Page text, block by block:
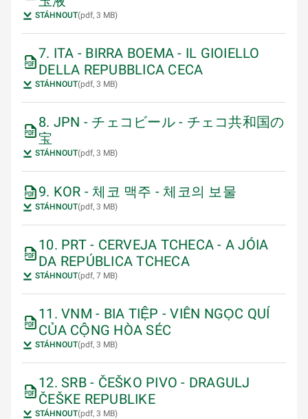
STÁHNOUT(pdf, 3 MB)
7. ITA - BIRRA BOEMA - IL GIOIELLO
DELLA REPUBBLICA CECA
STÁHNOUT(pdf, 3 MB)
8. JPN - チェコビール - チェコ共和国の
宝
STÁHNOUT(pdf, 3 MB)
9. KOR - 체코 맥주 - 체코의 보물
STÁHNOUT(pdf, 3 MB)
10. PRT - CERVEJA TCHECA - A JÓIA
DA REPÚBLICA TCHECA
STÁHNOUT(pdf, 7 MB)
11. VNM - BIA TIỆP - VIÊN NGỌC QUÍ
CỦA CỘNG HÒA SÉC
STÁHNOUT(pdf, 3 MB)
12. SRB - ČEŠKO PIVO - DRAGULJ
ČEŠKE REPUBLIKE
STÁHNOUT(pdf, 3 MB)